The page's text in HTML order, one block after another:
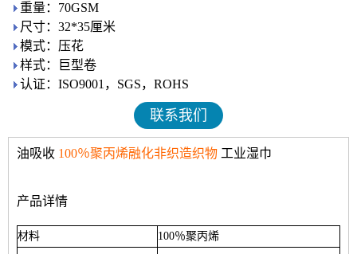
重量：70GSM
尺寸：32*35厘米
模式：压花
样式：巨型卷
认证：ISO9001，SGS，ROHS
联系我们
油吸收 100％聚丙烯融化非织造织物 工业湿巾
产品详情
材料 100％聚丙烯